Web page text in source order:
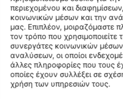
γρήγορα και προέρχεται από
προσφέρει εξαιρετική άνεση.
έξυπνες πλαϊνές τσέπες και
ρυθμιζόμενο εξωτερικό
εφαρμογή.
Μήκος στο πλάι: 32 cm.
περιεχομένου και
κοινωνικών μέσων και την
μας. Επιπλέον, μοιραζόμαστε
τον τρόπο που χρησιμοποιείτε
συνεργάτες κοινωνικών
αναλύσεων, οι οποίοι
άλλες πληροφορίες που τους
οποίες έχουν συλλέξει σε
χρήση των υπηρεσιών τους.